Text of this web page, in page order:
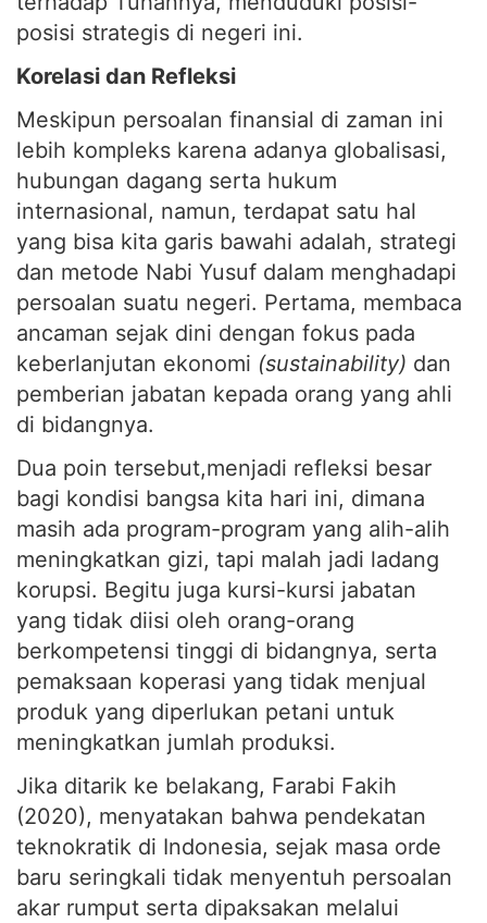
posisi strategis di negeri ini.
Korelasi dan Refleksi
Meskipun persoalan finansial di zaman ini
lebih kompleks karena adanya globalisasi,
hubungan dagang serta hukum
internasional, namun, terdapat satu hal
yang bisa kita garis bawahi adalah, strategi
dan metode Nabi Yusuf dalam menghadapi
persoalan suatu negeri. Pertama, membaca
ancaman sejak dini dengan fokus pada
keberlanjutan ekonomi (sustainability) dan
pemberian jabatan kepada orang yang ahli
di bidangnya.
Dua poin tersebut,menjadi refleksi besar
bagi kondisi bangsa kita hari ini, dimana
masih ada program-program yang alih-alih
meningkatkan gizi, tapi malah jadi ladang
korupsi. Begitu juga kursi-kursi jabatan
yang tidak diisi oleh orang-orang
berkompetensi tinggi di bidangnya, serta
pemaksaan koperasi yang tidak menjual
produk yang diperlukan petani untuk
meningkatkan jumlah produksi.
Jika ditarik ke belakang, Farabi Fakih
(2020), menyatakan bahwa pendekatan
teknokratik di Indonesia, sejak masa orde
baru seringkali tidak menyentuh persoalan
akar rumput serta dipaksakan melalui